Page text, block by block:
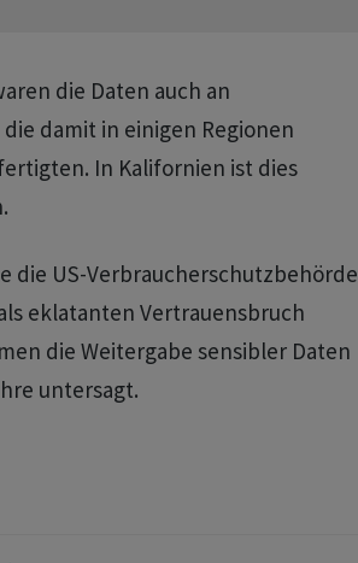
die Daten ​auch ​an
⁠damit in einigen Regionen
​In Kalifornien ist ⁠dies
die US-Verbraucherschutzbehörde
eklatanten Vertrauensbruch
‌die Weitergabe sensibler Daten
untersagt.